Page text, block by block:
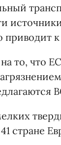
источники
приводит
то, что
стране